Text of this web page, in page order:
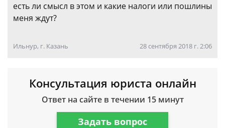
есть ли смысл в этом и какие налоги или пошлины
меня ждут?
Ильнур, г. Казань 28 сентября 2018 г. 2:06
Консультация юриста онлайн
Ответ на сайте в течении 15 минут
Задать вопрос